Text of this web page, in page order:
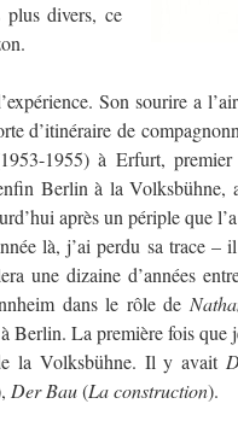
divers, ce
Son sourire a
d’itinéraire de
1955) à Erfurt, premier
Berlin à la Volksbühne,
après un périple que
là, j’ai perdu sa trace –
une dizaine d’années
dans le rôle de
Berlin. La première fois que
la Volksbühne. Il y avait
Der Bau(La construction).